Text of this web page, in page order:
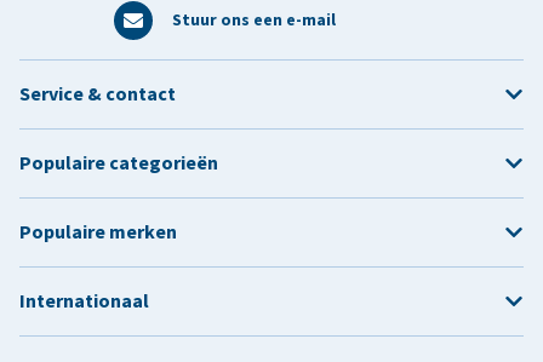
Stuur ons een e-mail
Service & contact
Populaire categorieën
Populaire merken
Internationaal